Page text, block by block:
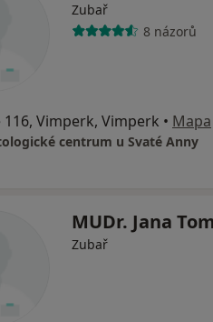
Zubař
8 názorů
116, Vimperk, Vimperk • Mapa
centrum u Svaté Anny
MUDr. Jana
Zubař